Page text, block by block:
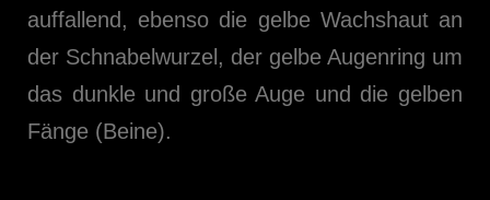
auffallend, ebenso die gelbe Wachshaut an
der Schnabelwurzel, der gelbe Augenring um
das dunkle und große Auge und die gelben
Fänge (Beine).